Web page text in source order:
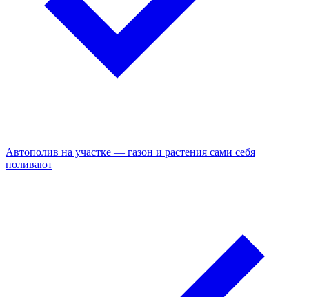
Автополив на участке — газон и растения сами себя
поливают